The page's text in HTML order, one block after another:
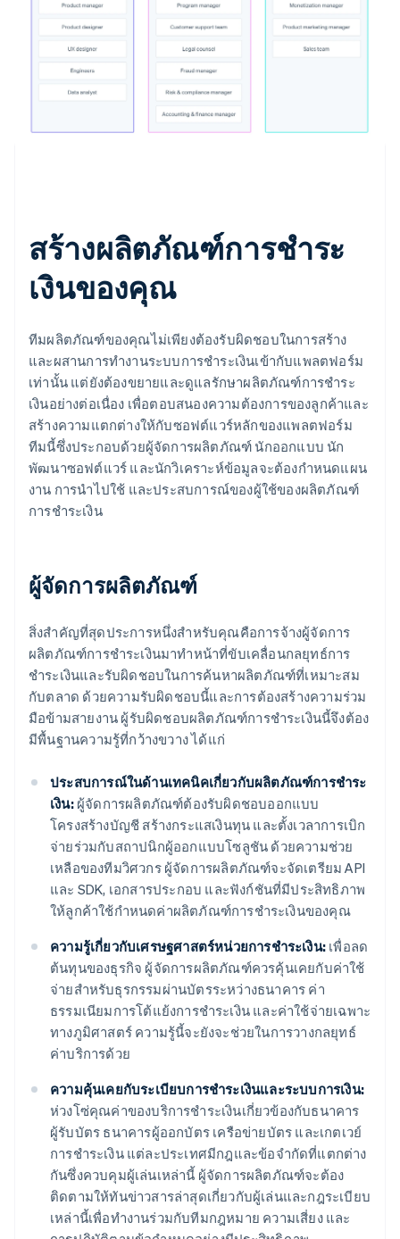
สร้างผลิตภัณฑ์การชำระ
เงินของคุณ
ทีมผลิตภัณฑ์ของคุณไม่เพียงต้องรับผิดชอบในการสร้าง
และผสานการทำงานระบบการชำระเงินเข้ากับแพลตฟอร์ม
เท่านั้น แต่ยังต้องขยายและดูแลรักษาผลิตภัณฑ์การชำระ
เงินอย่างต่อเนื่อง เพื่อตอบสนองความต้องการของลูกค้าและ
สร้างความแตกต่างให้กับซอฟต์แวร์หลักของแพลตฟอร์ม
ทีมนี้ซึ่งประกอบด้วยผู้จัดการผลิตภัณฑ์ นักออกแบบ นัก
พัฒนาซอฟต์แวร์ และนักวิเคราะห์ข้อมูลจะต้องกำหนดแผน
งาน การนำไปใช้ และประสบการณ์ของผู้ใช้ของผลิตภัณฑ์
การชำระเงิน
ผู้จัดการผลิตภัณฑ์
สิ่งสำคัญที่สุดประการหนึ่งสำหรับคุณคือการจ้างผู้จัดการ
ผลิตภัณฑ์การชำระเงินมาทำหน้าที่ขับเคลื่อนกลยุทธ์การ
ชำระเงินและรับผิดชอบในการค้นหาผลิตภัณฑ์ที่เหมาะสม
กับตลาด ด้วยความรับผิดชอบนี้และการต้องสร้างความร่วม
มือข้ามสายงาน ผู้รับผิดชอบผลิตภัณฑ์การชำระเงินนี้จึงต้อง
มีพื้นฐานความรู้ที่กว้างขวาง ได้แก่
ประสบการณ์ในด้านเทคนิคเกี่ยวกับผลิตภัณฑ์การชำระ
เงิน:ผู้จัดการผลิตภัณฑ์ต้องรับผิดชอบออกแบบ
โครงสร้างบัญชี สร้างกระแสเงินทุน และตั้งเวลาการเบิก
จ่ายร่วมกับสถาปนิกผู้ออกแบบโซลูชัน ด้วยความช่วย
เหลือของทีมวิศวกร ผู้จัดการผลิตภัณฑ์จะจัดเตรียม API
และ SDK, เอกสารประกอบ และฟังก์ชันที่มีประสิทธิภาพ
ให้ลูกค้าใช้กำหนดค่าผลิตภัณฑ์การชำระเงินของคุณ
ความรู้เกี่ยวกับเศรษฐศาสตร์หน่วยการชำระเงิน: เพื่อลด
ต้นทุนของธุรกิจ ผู้จัดการผลิตภัณฑ์ควรคุ้นเคยกับค่าใช้
จ่ายสำหรับธุรกรรมผ่านบัตรระหว่างธนาคาร ค่า
ธรรมเนียมการโต้แย้งการชำระเงิน และค่าใช้จ่ายเฉพาะ
ทางภูมิศาสตร์ ความรู้นี้จะยังจะช่วยในการวางกลยุทธ์
ค่าบริการด้วย
ความคุ้นเคยกับระเบียบการชำระเงินและระบบการเงิน:
ห่วงโซ่คุณค่าของบริการชำระเงินเกี่ยวข้องกับธนาคาร
ผู้รับบัตร ธนาคารผู้ออกบัตร เครือข่ายบัตร และเกตเวย์
การชำระเงิน แต่ละประเทศมีกฎและข้อจำกัดที่แตกต่าง
กันซึ่งควบคุมผู้เล่นเหล่านี้ ผู้จัดการผลิตภัณฑ์จะต้อง
ติดตามให้ทันข่าวสารล่าสุดเกี่ยวกับผู้เล่นและกฎระเบียบ
เหล่านี้เพื่อทำงานร่วมกับทีมกฎหมาย ความเสี่ยง และ